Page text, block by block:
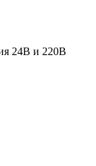
24В и 220В